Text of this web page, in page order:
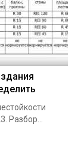
Разбор...